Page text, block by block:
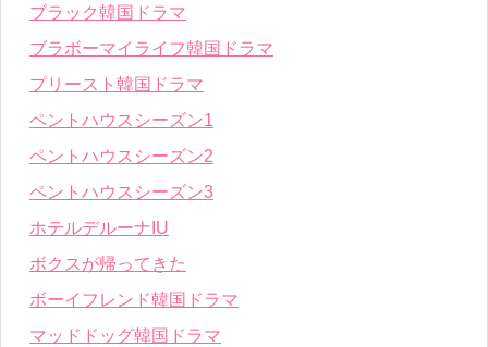
ブラック韓国ドラマ
ブラボーマイライフ韓国ドラマ
プリースト韓国ドラマ
ペントハウスシーズン1
ペントハウスシーズン2
ペントハウスシーズン3
ホテルデルーナIU
ボクスが帰ってきた
ボーイフレンド韓国ドラマ
マッドドッグ韓国ドラマ